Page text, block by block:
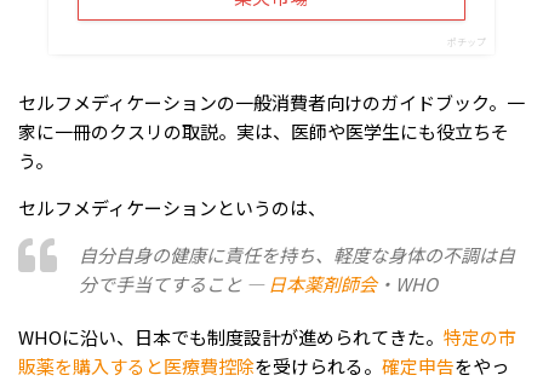
ポチップ
セルフメディケーションの一般消費者向けのガイドブック。一
家に一冊のクスリの取説。実は、医師や医学生にも役立ちそ
う。
セルフメディケーションというのは、
自分自身の健康に責任を持ち、軽度な身体の不調は自
分で手当てすること — 日本薬剤師会・WHO
WHOに沿い、日本でも制度設計が進められてきた。 特定の市
販薬を購入すると医療費控除を受けられる。 確定申告をやっ